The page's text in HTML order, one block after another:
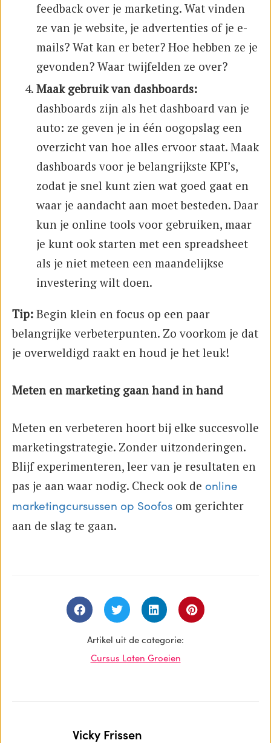
feedback over je marketing. Wat vinden
ze van je website, je advertenties of je e-
mails? Wat kan er beter? Hoe hebben ze je
gevonden? Waar twijfelden ze over?
Maak gebruik van dashboards:
dashboards zijn als het dashboard van je
auto: ze geven je in één oogopslag een
overzicht van hoe alles ervoor staat. Maak
dashboards voor je belangrijkste KPI’s,
zodat je snel kunt zien wat goed gaat en
waar je aandacht aan moet besteden. Daar
kun je online tools voor gebruiken, maar
je kunt ook starten met een spreadsheet
als je niet meteen een maandelijkse
investering wilt doen.
Tip: Begin klein en focus op een paar
belangrijke verbeterpunten. Zo voorkom je dat
je overweldigd raakt en houd je het leuk!
Meten en marketing gaan hand in hand
Meten en verbeteren hoort bij elke succesvolle
marketingstrategie. Zonder uitzonderingen.
Blijf experimenteren, leer van je resultaten en
pas je aan waar nodig. Check ook de online
marketingcursussen op Soofos om gerichter
aan de slag te gaan.
Artikel uit de categorie:
Cursus Laten Groeien
Vicky Frissen